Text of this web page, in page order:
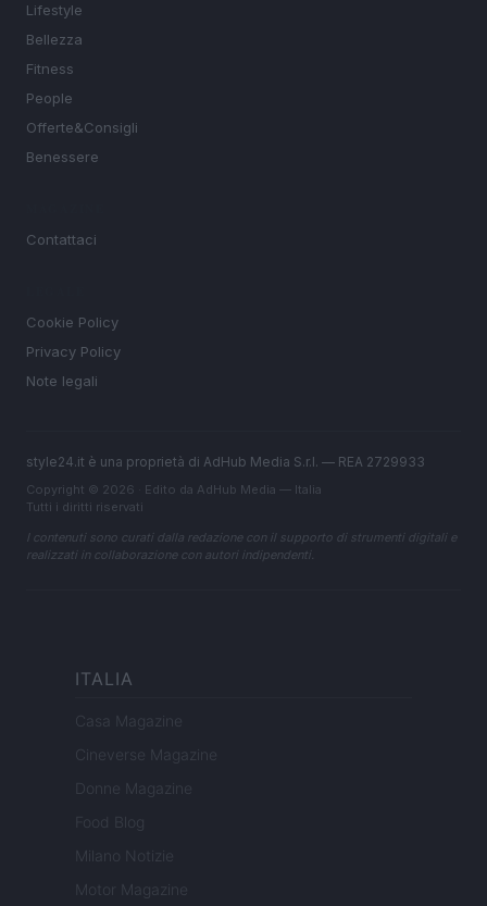
Lifestyle
Bellezza
Fitness
People
Offerte&Consigli
Benessere
Contattaci
Cookie Policy
Privacy Policy
Note legali
style24.it è una proprietà di AdHub Media S.r.l. — REA 2729933
Copyright © 2026 · Edito da AdHub Media — Italia
Tutti i diritti riservati
I contenuti sono curati dalla redazione con il supporto di strumenti digitali e
realizzati in collaborazione con autori indipendenti.
ITALIA
Casa Magazine
Cineverse Magazine
Donne Magazine
Food Blog
Milano Notizie
Motor Magazine